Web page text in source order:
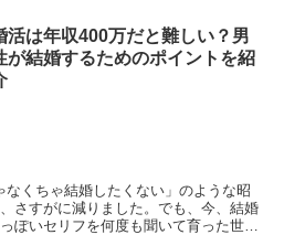
活は年収400万だと難しい？男
が結婚するためのポイントを紹
なくちゃ結婚したくない」のような昭
さすがに減りました。でも、今、結婚
ぽいセリフを何度も聞いて育った世